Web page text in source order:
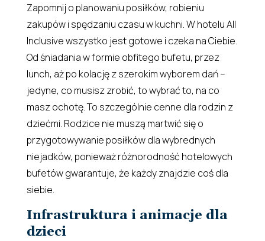
Zapomnij o planowaniu posiłków, robieniu
zakupów i spędzaniu czasu w kuchni. W hotelu All
Inclusive wszystko jest gotowe i czeka na Ciebie.
Od śniadania w formie obfitego bufetu, przez
lunch, aż po kolację z szerokim wyborem dań –
jedyne, co musisz zrobić, to wybrać to, na co
masz ochotę. To szczególnie cenne dla rodzin z
dziećmi. Rodzice nie muszą martwić się o
przygotowywanie posiłków dla wybrednych
niejadków, ponieważ różnorodność hotelowych
bufetów gwarantuje, że każdy znajdzie coś dla
siebie.
Infrastruktura i animacje dla
dzieci